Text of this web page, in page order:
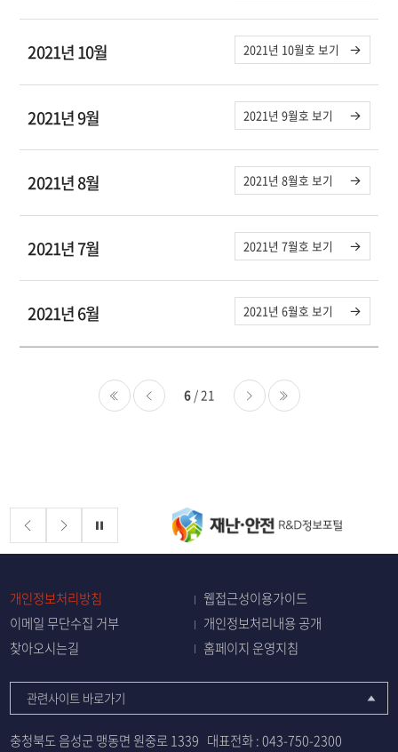
2021년 10월 2021년 10월호 보기
2021년 9월 2021년 9월호 보기
2021년 8월 2021년 8월호 보기
2021년 7월 2021년 7월호 보기
2021년 6월 2021년 6월호 보기
6 / 21
배너존
개인정보처리방침
웹접근성이용가이드
이메일 무단수집 거부
개인정보처리내용 공개
찾아오시는길
홈페이지 운영지침
관련사이트 바로가기
충청북도 음성군 맹동면 원중로 1339 대표전화 :043-750-2300